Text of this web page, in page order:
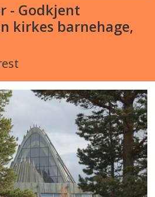
- Godkjent
kirkes barnehage,